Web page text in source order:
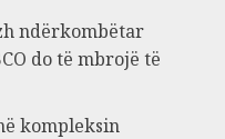
ndërkombëtar
do të mbrojë të
kompleksin